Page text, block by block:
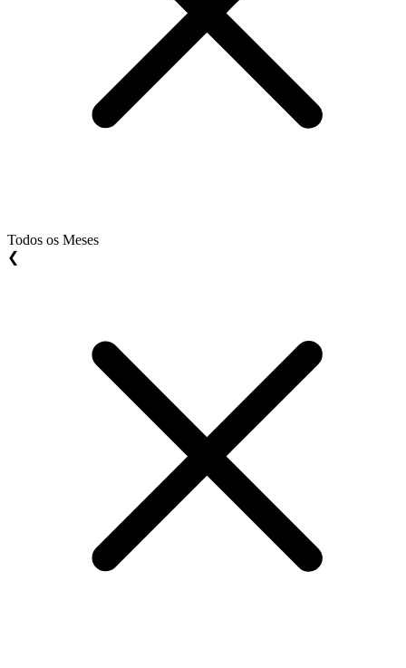
Todos os Meses
❮